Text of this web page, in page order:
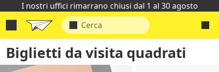
I nostri uffici rimarrano chiusi dal 1 al 30 agosto
Biglietti da visita quadrati